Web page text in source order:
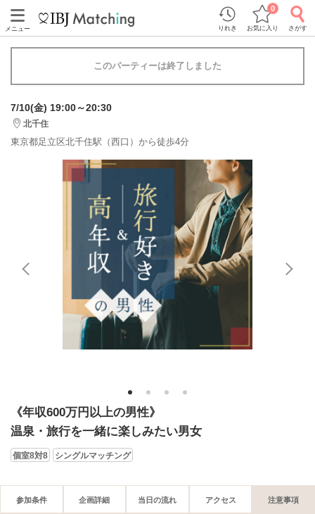
メニュー りれき お気に入り
0
さがす
このパーティーは終了しました
7/10(金) 19:00～20:30
北千住
東京都足立区北千住駅（西口）から徒歩4分
1 2 3 4
《年収600万円以上の男性》
温泉・旅行を一緒に楽しみたい男女
個室8対8 シングルマッチング
参加条件 企画詳細 当日の流れ アクセス 注意事項